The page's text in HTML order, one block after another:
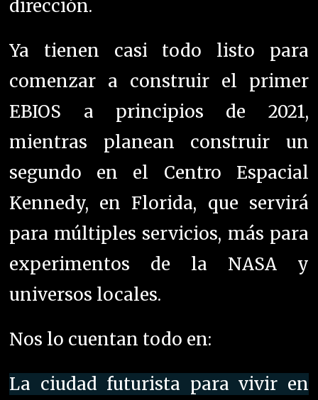
dirección.
Ya tienen casi todo listo para
comenzar a construir el primer
EBIOS a principios de 2021,
mientras planean construir un
segundo en el Centro Espacial
Kennedy, en Florida, que servirá
para múltiples servicios, más para
experimentos de la NASA y
universos locales.
Nos lo cuentan todo en:
La ciudad futurista para vivir en